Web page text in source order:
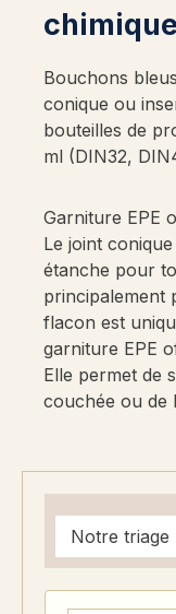
Bouchons
conique ou
bouteilles de
ml (DIN32,
Garniture EPE
Le joint
étanche pour
principalement
flacon est
garniture EPE
Elle permet de
couchée ou de